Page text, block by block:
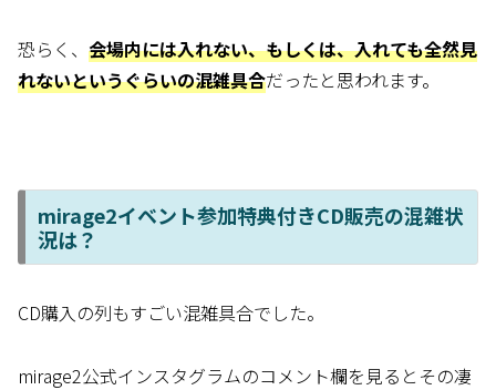
恐らく、 会場内には入れない、もしくは、入れても全然見
れないというぐらいの混雑具合だったと思われます。
mirage2イベント参加特典付きCD販売の混雑状
況は？
CD購入の列もすごい混雑具合でした。
mirage2公式インスタグラムのコメント欄を見るとその凄